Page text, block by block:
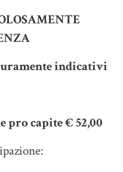
indicativi
pro capite € 52,00